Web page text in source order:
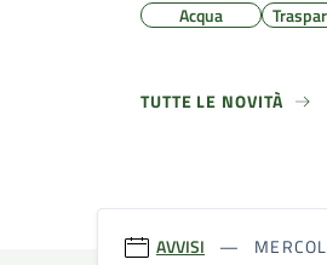
Acqua
TUTTE LE NOVITÀ
AVVISI